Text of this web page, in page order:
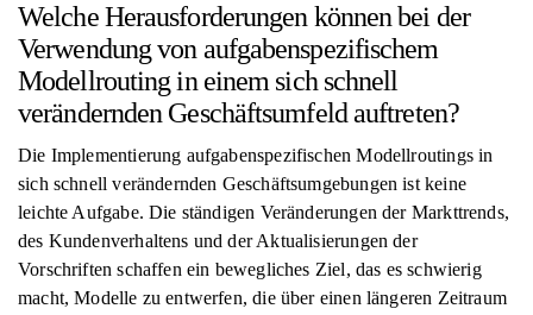
Welche Herausforderungen können bei der
Verwendung von aufgabenspezifischem
Modellrouting in einem sich schnell
verändernden Geschäftsumfeld auftreten?
Die Implementierung aufgabenspezifischen Modellroutings in
sich schnell verändernden Geschäftsumgebungen ist keine
leichte Aufgabe. Die ständigen Veränderungen der Markttrends,
des Kundenverhaltens und der Aktualisierungen der
Vorschriften schaffen ein bewegliches Ziel, das es schwierig
macht, Modelle zu entwerfen, die über einen längeren Zeitraum